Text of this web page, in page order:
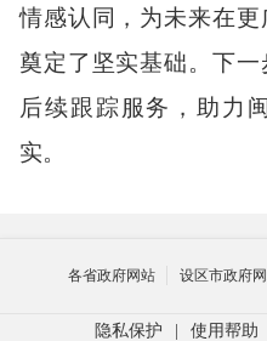
情感认同，为未来在
奠定了坚实基础。下
后续跟踪服务， 助力
实。
各省政府网站 设区市政府
隐私保护 使用帮助